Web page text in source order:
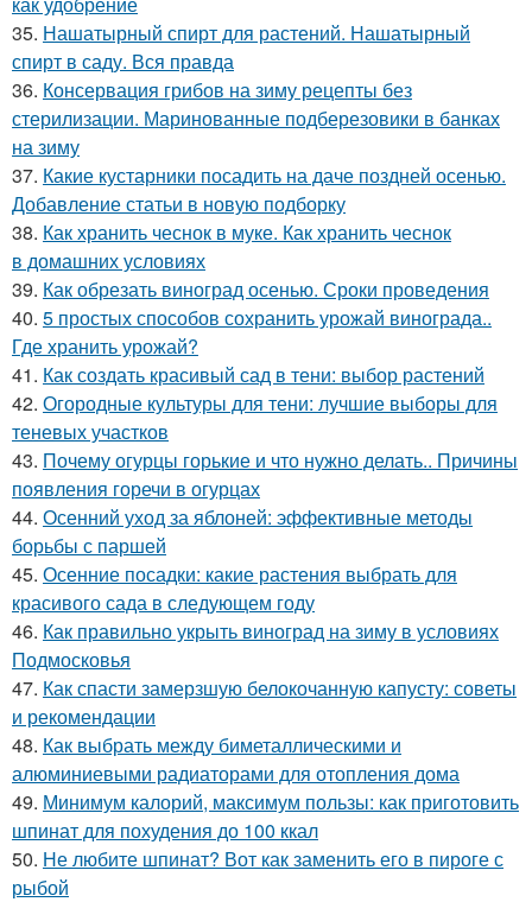
35. Нашатырный спирт для растений. Нашатырный
спирт в саду. Вся правда
36. Консервация грибов на зиму рецепты без
стерилизации. Маринованные подберезовики в банках
на зиму
37. Какие кустарники посадить на даче поздней осенью.
Добавление статьи в новую подборку
38. Как хранить чеснок в муке. Как хранить чеснок
в домашних условиях
39. Как обрезать виноград осенью. Сроки проведения
40. 5 простых способов сохранить урожай винограда..
Где хранить урожай?
41. Как создать красивый сад в тени: выбор растений
42. Огородные культуры для тени: лучшие выборы для
теневых участков
43. Почему огурцы горькие и что нужно делать.. Причины
появления горечи в огурцах
44. Осенний уход за яблоней: эффективные методы
борьбы с паршей
45. Осенние посадки: какие растения выбрать для
красивого сада в следующем году
46. Как правильно укрыть виноград на зиму в условиях
Подмосковья
47. Как спасти замерзшую белокочанную капусту: советы
и рекомендации
48. Как выбрать между биметаллическими и
алюминиевыми радиаторами для отопления дома
49. Минимум калорий, максимум пользы: как приготовить
шпинат для похудения до 100 ккал
50. Не любите шпинат? Вот как заменить его в пироге с
рыбой